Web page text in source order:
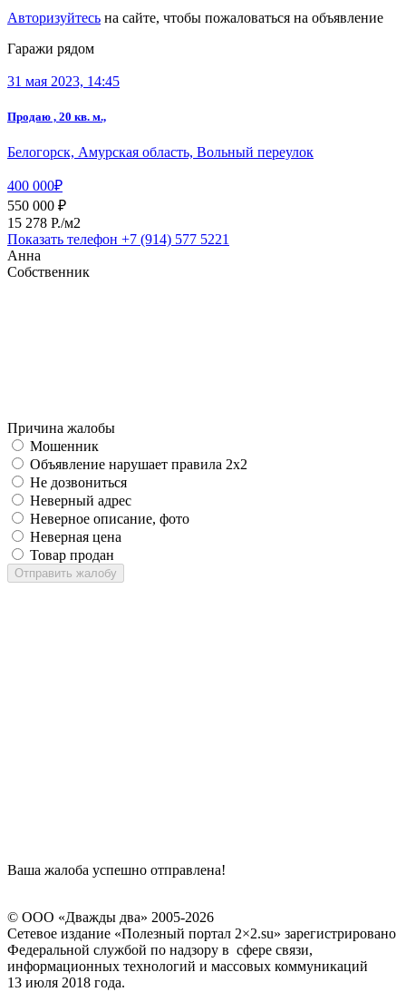
Авторизуйтесь на сайте, чтобы пожаловаться на объявление
Гаражи рядом
31 мая 2023, 14:45
Продаю , 20 кв. м.,
Белогорск, Амурская область, Вольный переулок
400 000₽
550 000 ₽
15 278 P./м2
Показать телефон +7 (914) 577 5221
Анна
Собственник
Причина жалобы
Мошенник
Объявление нарушает правила 2x2
Не дозвониться
Неверный адрес
Неверное описание, фото
Неверная цена
Товар продан
Отправить жалобу
Ваша жалоба успешно отправлена!
© ООО «Дважды два» 2005-2026
Сетевое издание «Полезный портал 2×2.su» зарегистрировано
Федеральной службой по надзору в сфере связи,
информационных технологий и массовых коммуникаций
13 июля 2018 года.